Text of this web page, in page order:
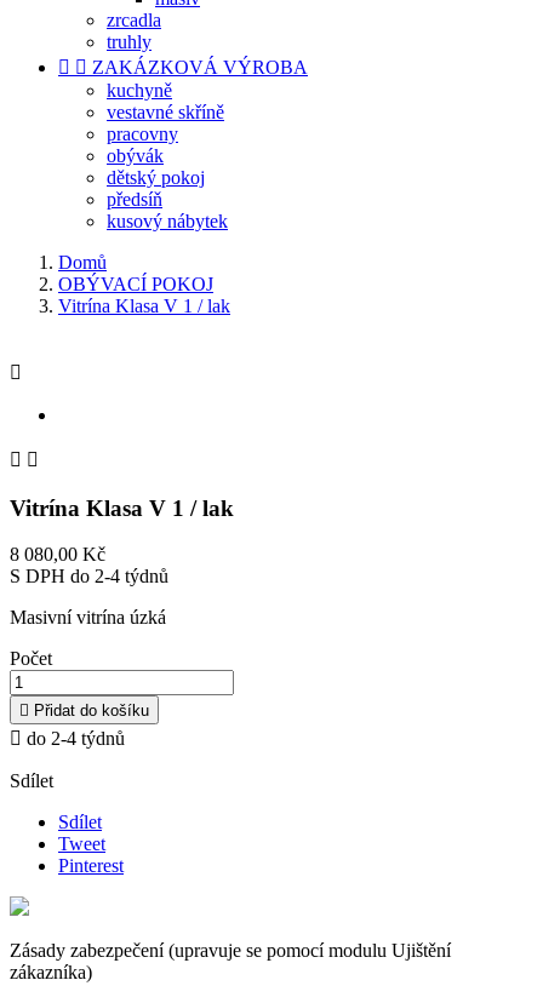
zrcadla
truhly
  ZAKÁZKOVÁ VÝROBA
kuchyně
vestavné skříně
pracovny
obývák
dětský pokoj
předsíň
kusový nábytek
Domů
OBÝVACÍ POKOJ
Vitrína Klasa V 1 / lak

 
Vitrína Klasa V 1 / lak
8 080,00 Kč
S DPH do 2-4 týdnů
Masivní vitrína úzká
Počet
 Přidat do košíku
 do 2-4 týdnů
Sdílet
Sdílet
Tweet
Pinterest
Zásady zabezpečení (upravuje se pomocí modulu Ujištění
zákazníka)